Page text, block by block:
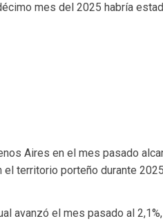
mes del 2025 habría
Aires en el mes pasado
territorio porteño durante
avanzó el mes pasado al